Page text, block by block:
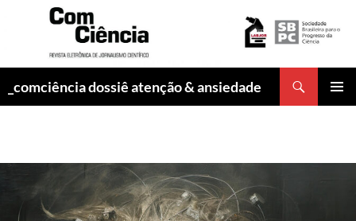
_comciência dossiê atenção & ansiedade